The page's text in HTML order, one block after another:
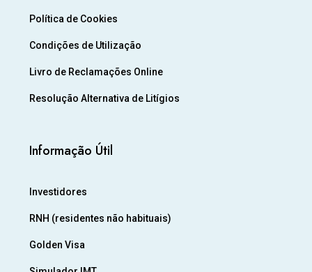
Política de Cookies
Condições de Utilização
Livro de Reclamações Online
Resolução Alternativa de Litígios
Informação Útil
Investidores
RNH (residentes não habituais)
Golden Visa